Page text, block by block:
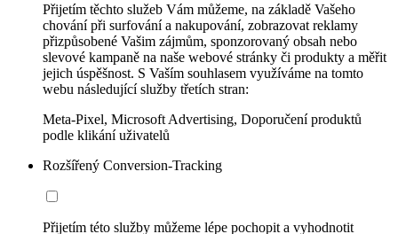
Přijetím těchto služeb Vám můžeme, na základě Vašeho
chování při surfování a nakupování, zobrazovat reklamy
přizpůsobené Vašim zájmům, sponzorovaný obsah nebo
slevové kampaně na naše webové stránky či produkty a měřit
jejich úspěšnost. S Vaším souhlasem využíváme na tomto
webu následující služby třetích stran:
Meta-Pixel, Microsoft Advertising, Doporučení produktů
podle klikání uživatelů
Rozšířený Conversion-Tracking
Přijetím této služby můžeme lépe pochopit a vyhodnotit